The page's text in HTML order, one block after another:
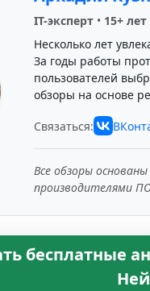
IT-эксперт• 15+
Несколько лет
За годы работы
пользователей
обзоры на основе
Связаться:
Все обзоры
производителями
бесплатные